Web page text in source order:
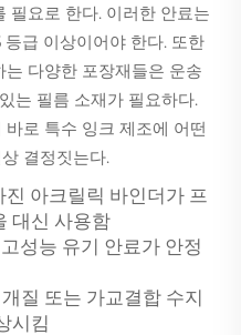
필요로 한다. 이러한 안료는
급 이상이어야 한다. 또한
다양한 포장재들은 운송
는 필름 소재가 필요하다.
로 특수 잉크 제조에 어떤
결정짓는다.
진 아크릴릭 바인더가 프
대신 사용함
성능 유기 안료가 안정
질 또는 가교결합 수지
시킴